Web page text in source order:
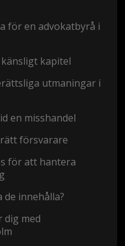
för en advokatbyrå i
kapitel
utmaningar i
en misshandel
försvarare
för att hantera
de innehålla?
med